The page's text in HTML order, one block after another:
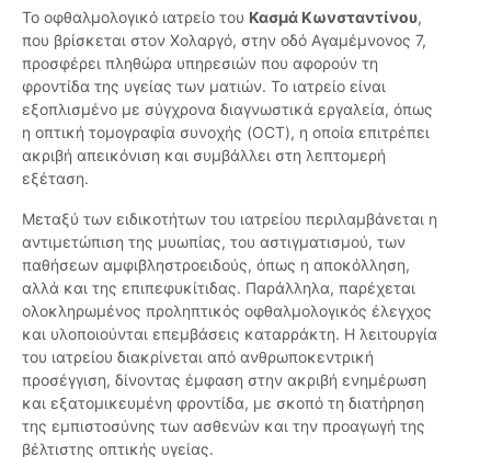
Το οφθαλμολογικό ιατρείο του Κασμά Κωνσταντίνου,
που βρίσκεται στον Χολαργό, στην οδό Αγαμέμνονος 7,
προσφέρει πληθώρα υπηρεσιών που αφορούν τη
φροντίδα της υγείας των ματιών. Το ιατρείο είναι
εξοπλισμένο με σύγχρονα διαγνωστικά εργαλεία, όπως
η οπτική τομογραφία συνοχής (OCT), η οποία επιτρέπει
ακριβή απεικόνιση και συμβάλλει στη λεπτομερή
εξέταση.
Μεταξύ των ειδικοτήτων του ιατρείου περιλαμβάνεται η
αντιμετώπιση της μυωπίας, του αστιγματισμού, των
παθήσεων αμφιβληστροειδούς, όπως η αποκόλληση,
αλλά και της επιπεφυκίτιδας. Παράλληλα, παρέχεται
ολοκληρωμένος προληπτικός οφθαλμολογικός έλεγχος
και υλοποιούνται επεμβάσεις καταρράκτη. Η λειτουργία
του ιατρείου διακρίνεται από ανθρωποκεντρική
προσέγγιση, δίνοντας έμφαση στην ακριβή ενημέρωση
και εξατομικευμένη φροντίδα, με σκοπό τη διατήρηση
της εμπιστοσύνης των ασθενών και την προαγωγή της
βέλτιστης οπτικής υγείας.